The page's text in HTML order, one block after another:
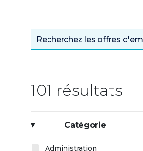
101 résultats
Catégorie
Administration